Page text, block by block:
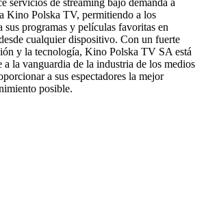
servicios de streaming bajo demanda a
Kino Polska TV, permitiendo a los
sus programas y películas favoritas en
cualquier dispositivo. Con un fuerte
y la tecnología, Kino Polska TV SA está
a la vanguardia de la industria de los medios
a sus espectadores la mejor
posible.